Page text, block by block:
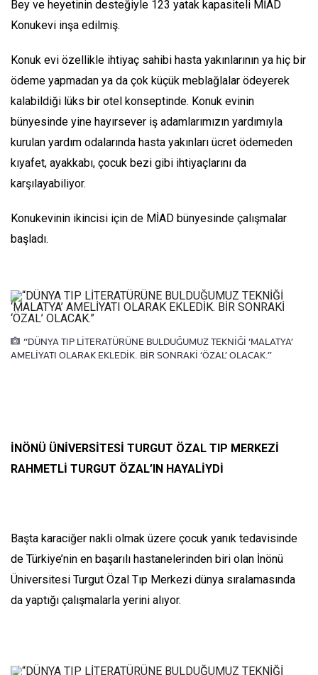
Bey ve heyetinin desteğiyle 123 yatak kapasiteli MİAD
Konukevi inşa edilmiş.
Konuk evi özellikle ihtiyaç sahibi hasta yakınlarının ya hiç bir
ödeme yapmadan ya da çok küçük meblağlalar ödeyerek
kalabildiği lüks bir otel konseptinde. Konuk evinin
bünyesinde yine hayırsever iş adamlarımızın yardımıyla
kurulan yardım odalarında hasta yakınları ücret ödemeden
kıyafet, ayakkabı, çocuk bezi gibi ihtiyaçlarını da
karşılayabiliyor.
Konukevinin ikincisi için de MİAD bünyesinde çalışmalar
başladı.
“DÜNYA TIP LİTERATÜRÜNE BULDUĞUMUZ TEKNİĞİ ‘MALATYA’
AMELİYATI OLARAK EKLEDİK. BİR SONRAKİ ‘ÖZAL’ OLACAK.”
İNÖNÜ ÜNİVERSİTESİ TURGUT ÖZAL TIP MERKEZİ
RAHMETLİ TURGUT ÖZAL’IN HAYALİYDİ
Başta karaciğer nakli olmak üzere çocuk yanık tedavisinde
de Türkiye’nin en başarılı hastanelerinden biri olan İnönü
Üniversitesi Turgut Özal Tıp Merkezi dünya sıralamasında
da yaptığı çalışmalarla yerini alıyor.